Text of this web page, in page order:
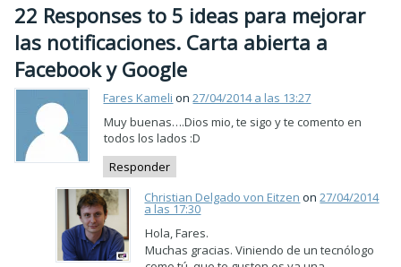
22 Responses to 5 ideas para mejorar
las notificaciones. Carta abierta a
Facebook y Google
Fares Kameli on27/04/2014 a las 13:27
Muy buenas….Dios mio, te sigo y te comento en
todos los lados :D
Responder
Christian Delgado von Eitzen on27/04/2014
a las 17:30
Hola, Fares.
Muchas gracias. Viniendo de un tecnólogo